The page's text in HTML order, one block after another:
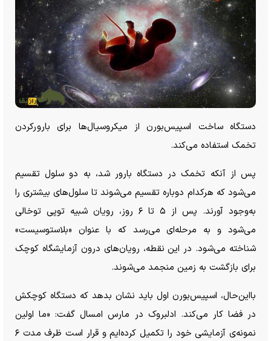
دستگاه ساخت اسپیس‌بورن از میکروسیال‌ها برای بارورکردن
تخمک استفاده می‌کند.
پس از آنکه تخمک در دستگاه بارور شد، به دو سلول تقسیم
می‌شود که هرکدام دوباره تقسیم می‌شوند تا سلول‌های بیشتری را
به‌وجود آورند. پس از ۵ تا ۶ روز، رویان شبیه توپی توخالی
می‌شود و به مرحله‌ای می‌رسد که با عنوان «بلاستوسیست»
شناخته می‌شود. در این نقطه، رویان‌های درون آزمایشگاه کوچک
برای بازگشت به زمین منجمد می‌شوند.
بااین‌حال، اسپیس‌بورن اول باید نشان بدهد که دستگاه کوچکش
در فضا کار می‌کند. ادلبروک در مارس امسال گفت: «ما اولین
نمونه‌ی آزمایشی خود را تکمیل کرده‌ایم و قرار است ظرف مدت ۶